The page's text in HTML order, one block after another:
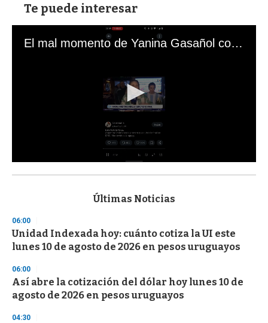
Te puede interesar
El mal momento de Yanina Gasañol con un hincha argentino en "Subrayado"
s
d
s
o
f
3
s
c
n
Últimas Noticias
06:00
Unidad Indexada hoy: cuánto cotiza la UI este
lunes 10 de agosto de 2026 en pesos uruguayos
06:00
Así abre la cotización del dólar hoy lunes 10 de
agosto de 2026 en pesos uruguayos
04:30